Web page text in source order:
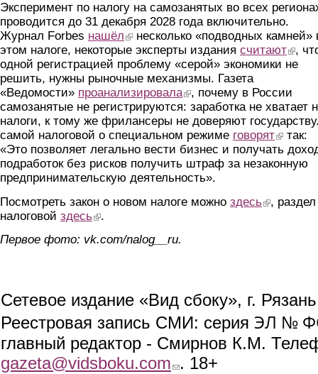
Эксперимент по налогу на самозанятых во всех
проводится до 31 декабря 2028 года включительно.
Журнал Forbes нашёл (link is external)
несколько «подводных камней»
этом налоге, некоторые эксперты издания считают(link is
,
одной регистрацией проблему «серой» экономики не
решить, нужны рыночные механизмы. Газета
«Ведомости» проанализировала(link is external)
, почему в России
самозанятые не регистрируются: заработка не хватает
налоги, к тому же фрилансеры не доверяют
самой налоговой о специальном режиме говорят(link is
так:
«Это позволяет легально вести бизнес и получать
подработок без рисков получить штраф за незаконную
предпринимательскую деятельность».
Посмотреть закон о новом налоге можно здесь (link is
,
налоговой здесь (link is external)
.
Первое фото: vk.com/nalog__ru.
Сетевое издание «Вид сбоку», г.
Реестровая запись СМИ: серия ЭЛ №
главный редактор - Смирнов К.М.
gazeta@vidsboku.com (link sends e-mail)
. 18+